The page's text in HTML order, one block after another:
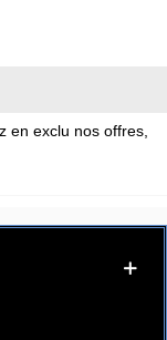
en exclu nos offres,